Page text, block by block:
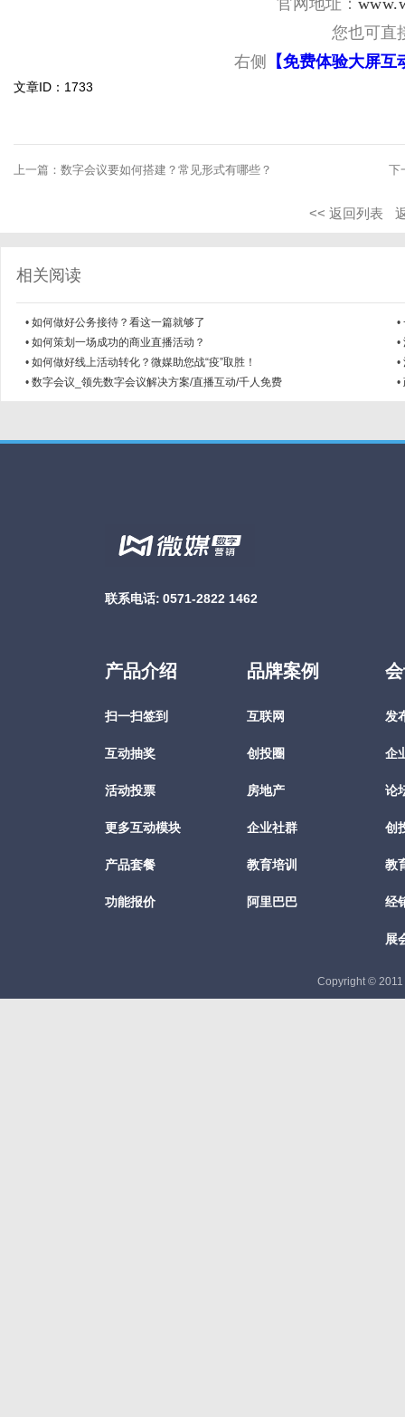
您也可直
右侧
【免费体验大屏互
文章ID：1733
上一篇： 数字会议要如何搭建？常见形式有哪些？ 下
<< 返回列表
相关阅读
• 如何做好公务接待？看这一篇就够了 •
• 如何策划一场成功的商业直播活动？ •
• 如何做好线上活动转化？微媒助您战“疫”取胜！ •
• 数字会议_领先数字会议解决方案/直播互动/千人免费 •
联系电话: 0571-2822 1462
产品介绍
扫一扫签到
互动抽奖
活动投票
更多互动模块
产品套餐
功能报价
品牌案例
互联网
创投圈
房地产
企业社群
教育培训
阿里巴巴
发
企
论
创
教
经
展
Copyright © 2011